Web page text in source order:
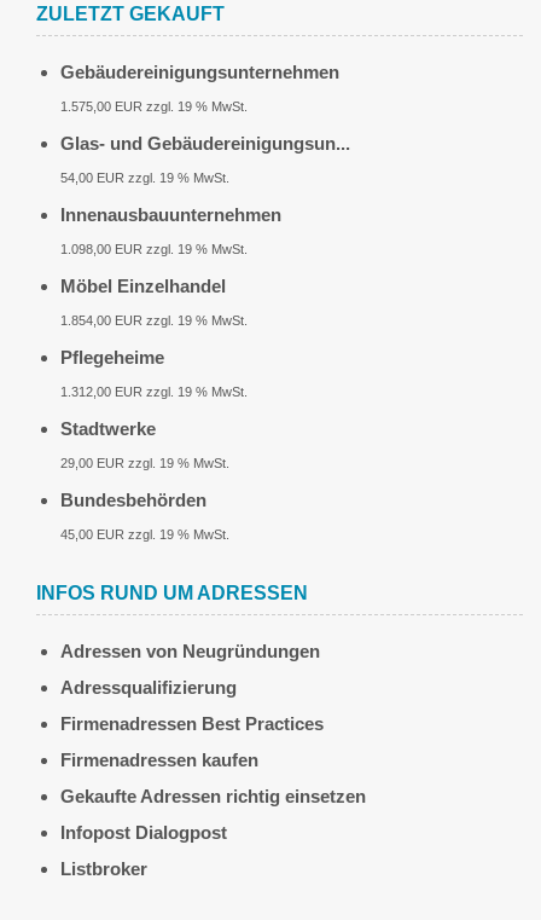
ZULETZT GEKAUFT
Gebäudereinigungsunternehmen
1.575,00 EUR zzgl. 19 % MwSt.
Glas- und Gebäudereinigungsun...
54,00 EUR zzgl. 19 % MwSt.
Innenausbauunternehmen
1.098,00 EUR zzgl. 19 % MwSt.
Möbel Einzelhandel
1.854,00 EUR zzgl. 19 % MwSt.
Pflegeheime
1.312,00 EUR zzgl. 19 % MwSt.
Stadtwerke
29,00 EUR zzgl. 19 % MwSt.
Bundesbehörden
45,00 EUR zzgl. 19 % MwSt.
INFOS RUND UM ADRESSEN
Adressen von Neugründungen
Adressqualifizierung
Firmenadressen Best Practices
Firmenadressen kaufen
Gekaufte Adressen richtig einsetzen
Infopost Dialogpost
Listbroker